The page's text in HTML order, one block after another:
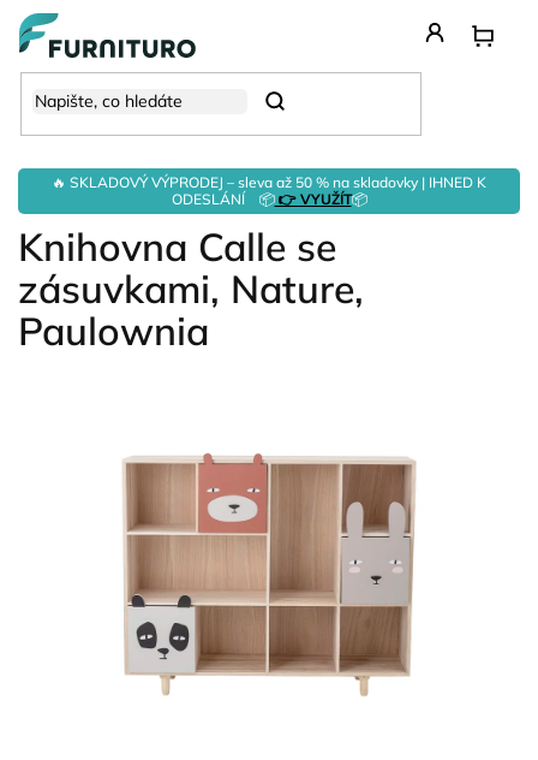
Přejít
obsah
🔥 SKLADOVÝ VÝPRODEJ – sleva až 50 % na skladovky | IHNED K
ODESLÁNÍ 📦👉 VYUŽÍT📦
Hledat
Knihovna Calle se
zásuvkami, Nature,
Paulownia